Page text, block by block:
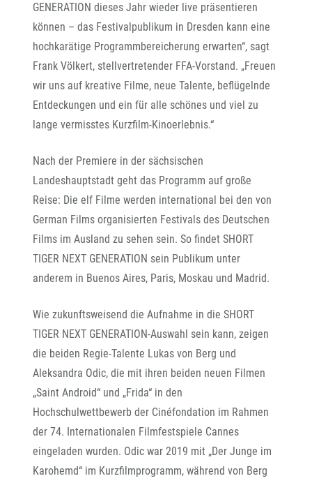
GENERATION dieses Jahr wieder live präsentieren
können – das Festivalpublikum in Dresden kann eine
hochkarätige Programmbereicherung erwarten“, sagt
Frank Völkert, stellvertretender FFA-Vorstand. „Freuen
wir uns auf kreative Filme, neue Talente, beflügelnde
Entdeckungen und ein für alle schönes und viel zu
lange vermisstes Kurzfilm-Kinoerlebnis.“
Nach der Premiere in der sächsischen
Landeshauptstadt geht das Programm auf große
Reise: Die elf Filme werden international bei den von
German Films organisierten Festivals des Deutschen
Films im Ausland zu sehen sein. So findet SHORT
TIGER NEXT GENERATION sein Publikum unter
anderem in Buenos Aires, Paris, Moskau und Madrid.
Wie zukunftsweisend die Aufnahme in die SHORT
TIGER NEXT GENERATION-Auswahl sein kann, zeigen
die beiden Regie-Talente Lukas von Berg und
Aleksandra Odic, die mit ihren beiden neuen Filmen
„Saint Android“ und „Frida“ in den
Hochschulwettbewerb der Cinéfondation im Rahmen
der 74. Internationalen Filmfestspiele Cannes
eingeladen wurden. Odic war 2019 mit „Der Junge im
Karohemd“ im Kurzfilmprogramm, während von Berg